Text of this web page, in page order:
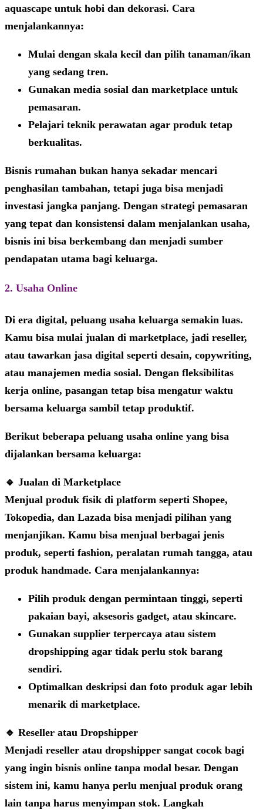
aquascape untuk hobi dan dekorasi. Cara
menjalankannya:
Mulai dengan skala kecil dan pilih tanaman/ikan
yang sedang tren.
Gunakan media sosial dan marketplace untuk
pemasaran.
Pelajari teknik perawatan agar produk tetap
berkualitas.
Bisnis rumahan bukan hanya sekadar mencari
penghasilan tambahan, tetapi juga bisa menjadi
investasi jangka panjang. Dengan strategi pemasaran
yang tepat dan konsistensi dalam menjalankan usaha,
bisnis ini bisa berkembang dan menjadi sumber
pendapatan utama bagi keluarga.
2. Usaha Online
Di era digital, peluang usaha keluarga semakin luas.
Kamu bisa mulai jualan di marketplace, jadi reseller,
atau tawarkan jasa digital seperti desain, copywriting,
atau manajemen media sosial. Dengan fleksibilitas
kerja online, pasangan tetap bisa mengatur waktu
bersama keluarga sambil tetap produktif.
Berikut beberapa peluang usaha online yang bisa
dijalankan bersama keluarga:
🔹 Jualan di Marketplace
Menjual produk fisik di platform seperti Shopee,
Tokopedia, dan Lazada bisa menjadi pilihan yang
menjanjikan. Kamu bisa menjual berbagai jenis
produk, seperti fashion, peralatan rumah tangga, atau
produk handmade. Cara menjalankannya:
Pilih produk dengan permintaan tinggi, seperti
pakaian bayi, aksesoris gadget, atau skincare.
Gunakan supplier terpercaya atau sistem
dropshipping agar tidak perlu stok barang
sendiri.
Optimalkan deskripsi dan foto produk agar lebih
menarik di marketplace.
🔹 Reseller atau Dropshipper
Menjadi reseller atau dropshipper sangat cocok bagi
yang ingin bisnis online tanpa modal besar. Dengan
sistem ini, kamu hanya perlu menjual produk orang
lain tanpa harus menyimpan stok. Langkah